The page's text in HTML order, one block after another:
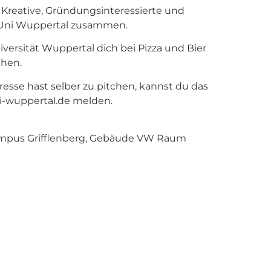
Gründungsinteressierte und
Wuppertal zusammen.
Wuppertal dich bei Pizza und Bier
hast selber zu pitchen, kannst du das
wuppertal.de melden.
Grifflenberg, Gebäude VW Raum